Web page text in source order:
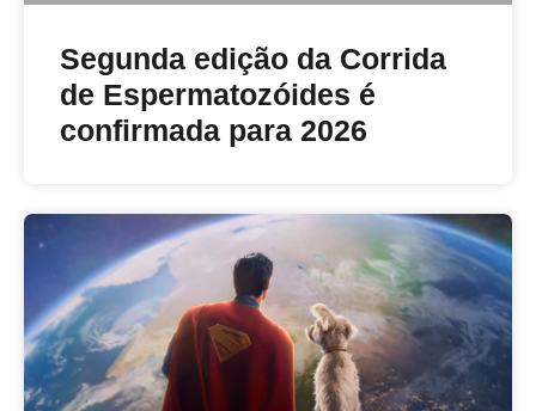
Segunda edição da Corrida
de Espermatozóides é
confirmada para 2026